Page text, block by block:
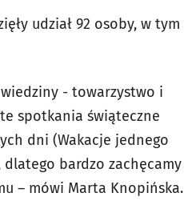
udział 92 osoby, w tym
- towarzystwo i
spotkania świąteczne
dni (Wakacje jednego
bardzo zachęcamy
– mówi Marta Knopińska.